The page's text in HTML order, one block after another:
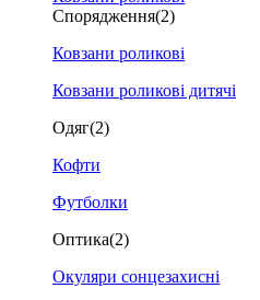
Спорядження(2)
Ковзани роликові
Ковзани роликові дитячі
Одяг(2)
Кофти
Футболки
Оптика(2)
Окуляри сонцезахисні